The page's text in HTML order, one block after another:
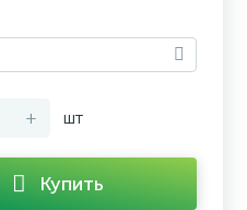
+ шт
Купить